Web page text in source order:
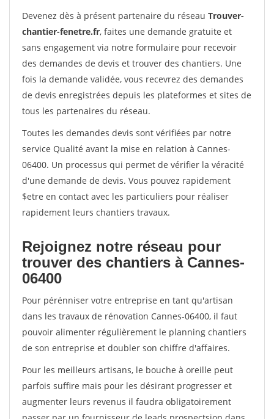
Devenez dès à présent partenaire du réseau Trouver-
chantier-fenetre.fr, faites une demande gratuite et
sans engagement via notre formulaire pour recevoir
des demandes de devis et trouver des chantiers. Une
fois la demande validée, vous recevrez des demandes
de devis enregistrées depuis les plateformes et sites de
tous les partenaires du réseau.
Toutes les demandes devis sont vérifiées par notre
service Qualité avant la mise en relation à Cannes-
06400. Un processus qui permet de vérifier la véracité
d'une demande de devis. Vous pouvez rapidement
$etre en contact avec les particuliers pour réaliser
rapidement leurs chantiers travaux.
Rejoignez notre réseau pour
trouver des chantiers à Cannes-
06400
Pour pérénniser votre entreprise en tant qu'artisan
dans les travaux de rénovation Cannes-06400, il faut
pouvoir alimenter régulièrement le planning chantiers
de son entreprise et doubler son chiffre d'affaires.
Pour les meilleurs artisans, le bouche à oreille peut
parfois suffire mais pour les désirant progresser et
augmenter leurs revenus il faudra obligatoirement